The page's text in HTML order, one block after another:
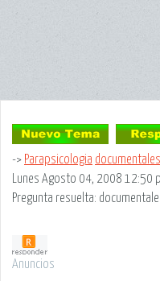
-> Parapsicologia
Lunes Agosto 04, 2008 12:50
Pregunta resuelta:
Anuncios